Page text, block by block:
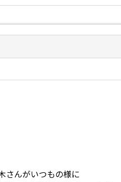
さんがいつもの様に